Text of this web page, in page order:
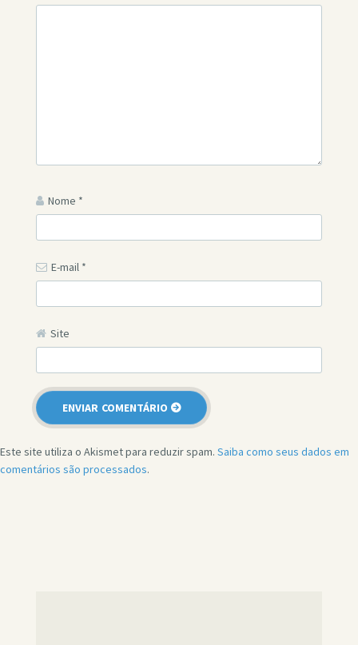
Nome *
E-mail *
Site
Este site utiliza o Akismet para reduzir spam. Saiba como seus dados em
comentários são processados.